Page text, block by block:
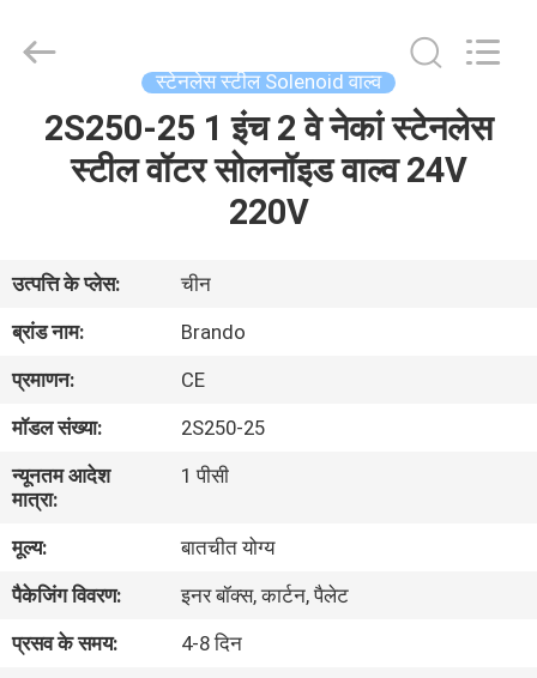
हमारे
बारे
में
कारखाने
का
गुणवत्ता
नियंत्रण
Reserved.
स्टेनलेस स्टील Solenoid वाल्व
2S250-25 1 इंच 2 वे नेकां स्टेनलेस
स्टील वॉटर सोलनॉइड वाल्व 24V
220V
उत्पत्ति के प्लेस:
चीन
ब्रांड नाम:
Brando
प्रमाणन:
CE
मॉडल संख्या:
2S250-25
न्यूनतम आदेश
मात्रा:
1 पीसी
मूल्य:
बातचीत योग्य
पैकेजिंग विवरण:
इनर बॉक्स, कार्टन, पैलेट
प्रसव के समय:
4-8 दिन